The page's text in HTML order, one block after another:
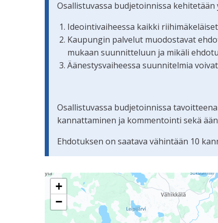
Osallistuvassa budjetoinnissa
Ideointivaiheessa kaikki
Kaupungin palvelut muodostavat
mukaan suunnitteluun ja mikäli
Äänestysvaiheessa suunnitelmia
Osallistuvassa budjetoinnissa
kannattaminen ja kommentointi sekä
Ehdotuksen on saatava vähintään 10
Seuraavassa elementissä on kartta, joka
+
−